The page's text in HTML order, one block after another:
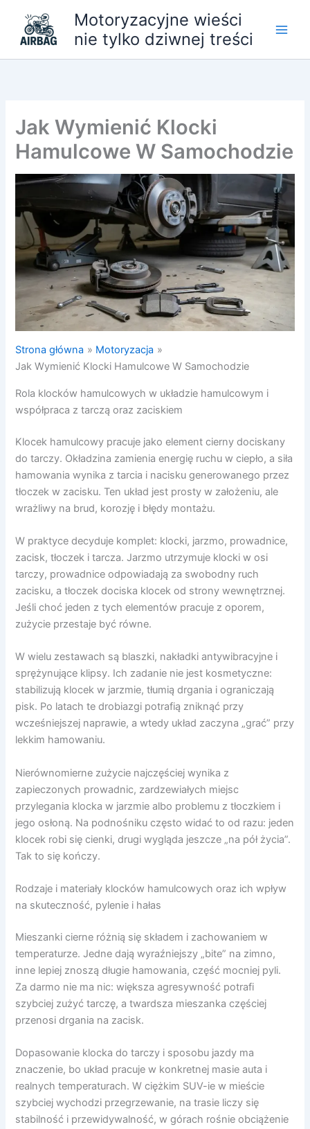
treści
Motoryzacyjne wieści
nie tylko dziwnej treści
Jak Wymienić Klocki
Hamulcowe W Samochodzie
Strona główna
Motoryzacja
Jak Wymienić Klocki Hamulcowe W Samochodzie
Rola klocków hamulcowych w układzie hamulcowym i
współpraca z tarczą oraz zaciskiem
Klocek hamulcowy pracuje jako element cierny dociskany
do tarczy. Okładzina zamienia energię ruchu w ciepło, a siła
hamowania wynika z tarcia i nacisku generowanego przez
tłoczek w zacisku. Ten układ jest prosty w założeniu, ale
wrażliwy na brud, korozję i błędy montażu.
W praktyce decyduje komplet: klocki, jarzmo, prowadnice,
zacisk, tłoczek i tarcza. Jarzmo utrzymuje klocki w osi
tarczy, prowadnice odpowiadają za swobodny ruch
zacisku, a tłoczek dociska klocek od strony wewnętrznej.
Jeśli choć jeden z tych elementów pracuje z oporem,
zużycie przestaje być równe.
W wielu zestawach są blaszki, nakładki antywibracyjne i
sprężynujące klipsy. Ich zadanie nie jest kosmetyczne:
stabilizują klocek w jarzmie, tłumią drgania i ograniczają
pisk. Po latach te drobiazgi potrafią zniknąć przy
wcześniejszej naprawie, a wtedy układ zaczyna „grać” przy
lekkim hamowaniu.
Nierównomierne zużycie najczęściej wynika z
zapieczonych prowadnic, zardzewiałych miejsc
przylegania klocka w jarzmie albo problemu z tłoczkiem i
jego osłoną. Na podnośniku często widać to od razu: jeden
klocek robi się cienki, drugi wygląda jeszcze „na pół życia”.
Tak to się kończy.
Rodzaje i materiały klocków hamulcowych oraz ich wpływ
na skuteczność, pylenie i hałas
Mieszanki cierne różnią się składem i zachowaniem w
temperaturze. Jedne dają wyraźniejszy „bite” na zimno,
inne lepiej znoszą długie hamowania, część mocniej pyli.
Za darmo nie ma nic: większa agresywność potrafi
szybciej zużyć tarczę, a twardsza mieszanka częściej
przenosi drgania na zacisk.
Dopasowanie klocka do tarczy i sposobu jazdy ma
znaczenie, bo układ pracuje w konkretnej masie auta i
realnych temperaturach. W ciężkim SUV-ie w mieście
szybciej wychodzi przegrzewanie, na trasie liczy się
stabilność i przewidywalność, w górach rośnie obciążenie